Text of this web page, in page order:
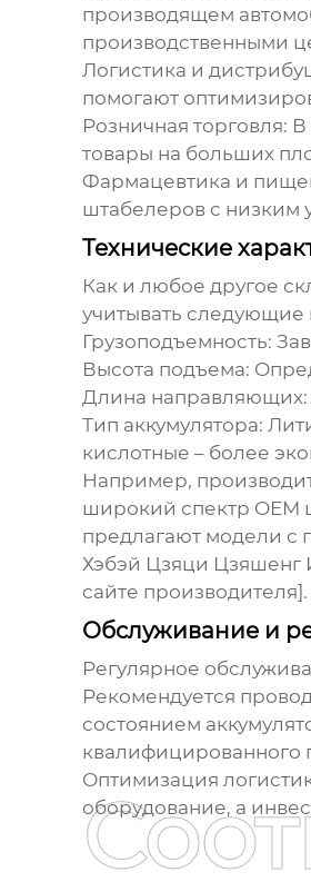
производящем
производственными
Логистика и
помогают
Розничная торговля: В
товары на больших
Фармацевтика и
штабелеров с низким
Технические
Как и любое другое
учитывать следующие
Грузоподъемность:
Высота подъема:
Длина направляющих:
Тип аккумулятора:
кислотные – более
Например,
широкий спектр ОЕМ
предлагают модели с
Хэбэй Цзяци Цзяшенг
сайте производителя].
Обслуживание и
Регулярное
Рекомендуется
состоянием
квалифицированного
Оптимизация
оборудование, а